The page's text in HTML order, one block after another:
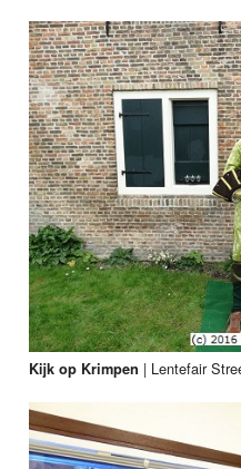
Kijk op Krimpen | Lentefair